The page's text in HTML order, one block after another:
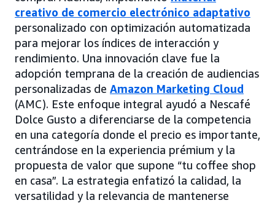
creativo de comercio electrónico adaptativo
personalizado con optimización automatizada
para mejorar los índices de interacción y
rendimiento. Una innovación clave fue la
adopción temprana de la creación de audiencias
personalizadas de Amazon Marketing Cloud
(AMC). Este enfoque integral ayudó a Nescafé
Dolce Gusto a diferenciarse de la competencia
en una categoría donde el precio es importante,
centrándose en la experiencia prémium y la
propuesta de valor que supone “tu coffee shop
en casa”. La estrategia enfatizó la calidad, la
versatilidad y la relevancia de mantenerse